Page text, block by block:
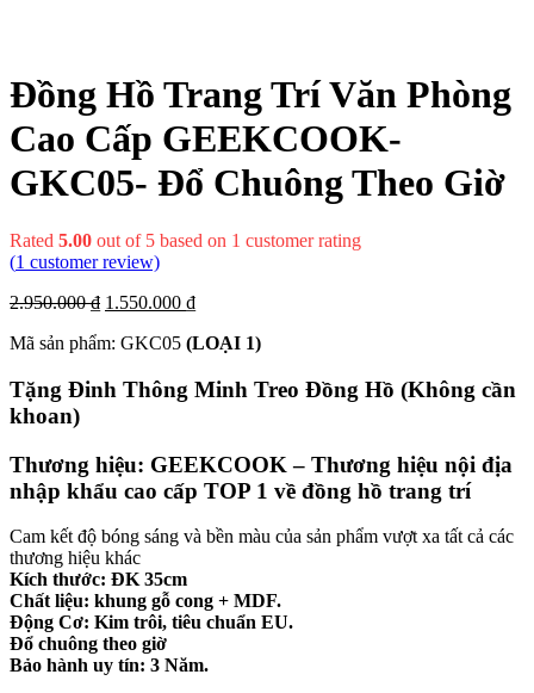
Đồng Hồ Trang Trí Văn Phòng
Cao Cấp GEEKCOOK-
GKC05- Đổ Chuông Theo Giờ
Rated 5.00 out of 5 based on 1 customer rating
(1 customer review)
2.950.000₫ 1.550.000 ₫
Mã sản phẩm: GKC05 (LOẠI 1)
Tặng Đinh Thông Minh Treo Đồng Hồ (Không cần
khoan)
Thương hiệu: GEEKCOOK – Thương hiệu nội địa
nhập khẩu cao cấp TOP 1 về đồng hồ trang trí
Cam kết độ bóng sáng và bền màu của sản phẩm vượt xa tất cả các
thương hiệu khác
Kích thước: ĐK 35cm
Chất liệu: khung gỗ cong + MDF.
Động Cơ: Kim trôi, tiêu chuẩn EU.
Đổ chuông theo giờ
Bảo hành uy tín: 3 Năm.